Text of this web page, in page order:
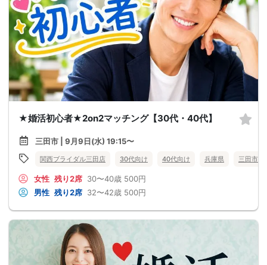
★婚活初心者★2on2マッチング【30代・40代】
三田市 | 9月9日(水) 19:15〜
関西ブライダル三田店 30代向け 40代向け 兵庫県 三田市
女性 残り2席 30〜40歳 500円
男性 残り2席 32〜42歳 500円